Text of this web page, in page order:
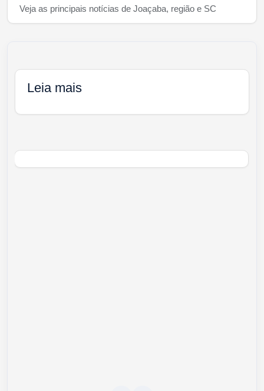
Veja as principais notícias de Joaçaba, região e SC
Leia mais